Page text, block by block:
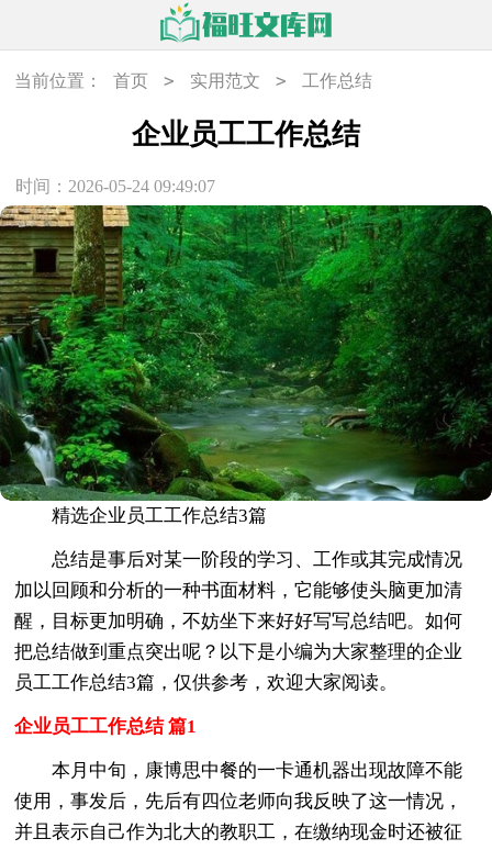
当前位置： 首页 > 实用范文 > 工作总结
企业员工工作总结
时间：2026-05-24 09:49:07
精选企业员工工作总结3篇
总结是事后对某一阶段的学习、工作或其完成情况
加以回顾和分析的一种书面材料，它能够使头脑更加清
醒，目标更加明确，不妨坐下来好好写写总结吧。如何
把总结做到重点突出呢？以下是小编为大家整理的企业
员工工作总结3篇，仅供参考，欢迎大家阅读。
企业员工工作总结 篇1
本月中旬，康博思中餐的一卡通机器出现故障不能
使用，事发后，先后有四位老师向我反映了这一情况，
并且表示自己作为北大的教职工，在缴纳现金时还被征